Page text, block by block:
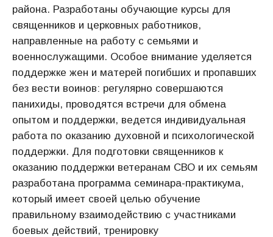
района. Разработаны обучающие курсы для
священников и церковных работников,
направленные на работу с семьями и
военнослужащими. Особое внимание уделяется
поддержке жен и матерей погибших и пропавших
без вести воинов: регулярно совершаются
панихиды, проводятся встречи для обмена
опытом и поддержки, ведется индивидуальная
работа по оказанию духовной и психологической
поддержки. Для подготовки священников к
оказанию поддержки ветеранам СВО и их семьям
разработана программа семинара-практикума,
который имеет своей целью обучение
правильному взаимодействию с участниками
боевых действий, тренировку